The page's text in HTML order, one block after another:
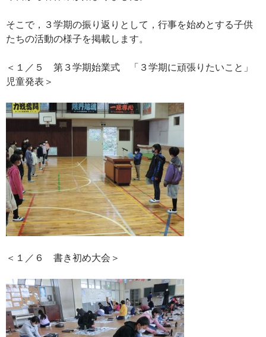
そこで，３学期の振り返りとして，行事を始めとする子供
たちの活動の様子を掲載します。
＜１／５ 第３学期始業式 「３学期に頑張りたいこと」
児童発表＞
＜１／６ 書き初め大会＞